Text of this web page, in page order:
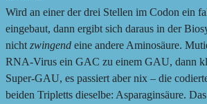
Wird an einer der drei Stellen im Codon ein
eingebaut, dann ergibt sich daraus in der
nicht zwingend eine andere Aminosäure.
RNA-Virus ein GAC zu einem GAU, dann
Super-GAU, es passiert aber nix – die
beiden Tripletts dieselbe: Asparaginsäure.